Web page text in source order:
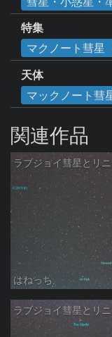
特集
マクノート彗星
天体
マックノート彗
関連作品
はねっち